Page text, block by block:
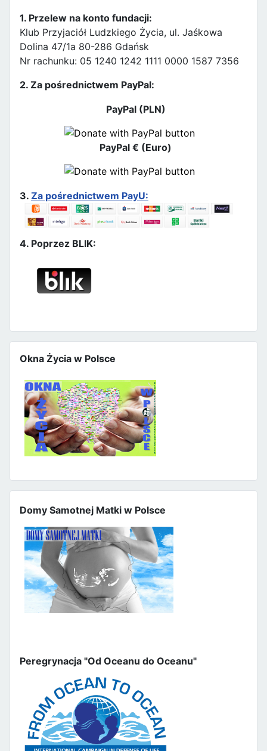
1. Przelew na konto fundacji:
Klub Przyjaciół Ludzkiego Życia, ul. Jaśkowa
Dolina 47/1a 80-286 Gdańsk
Nr rachunku: 05 1240 1242 1111 0000 1587 7356
2. Za pośrednictwem PayPal:
PayPal (PLN)
PayPal € (Euro)
3. Za pośrednictwem PayU:
4. Poprzez BLIK:
Okna Życia w Polsce
Domy Samotnej Matki w Polsce
Peregrynacja "Od Oceanu do Oceanu"